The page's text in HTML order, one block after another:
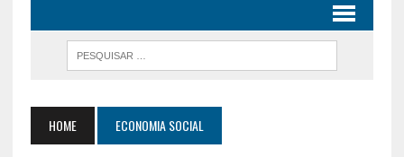
HOME ECONOMIA SOCIAL